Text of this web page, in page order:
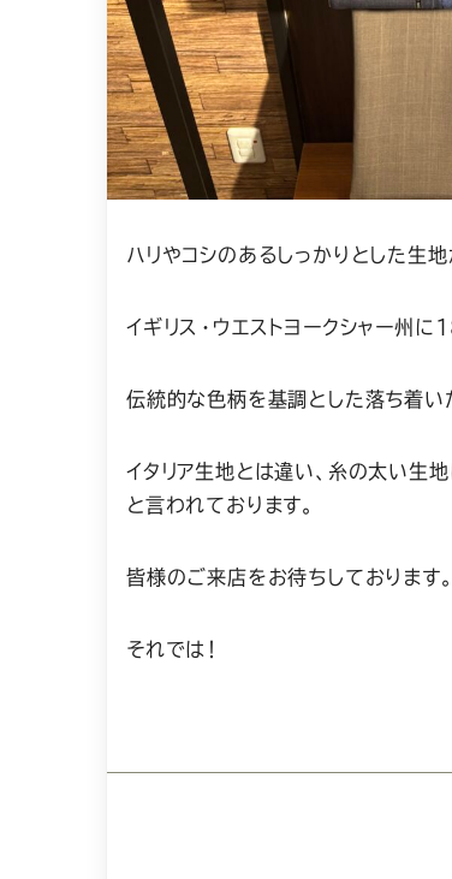
ハリやコシのあるしっかりとした生
イギリス・ウエストヨークシャー州
伝統的な色柄を基調とした落ち着い
イタリア生地とは違い、糸の太い生
と言われております。
皆様のご来店をお待ちしております。
それでは！